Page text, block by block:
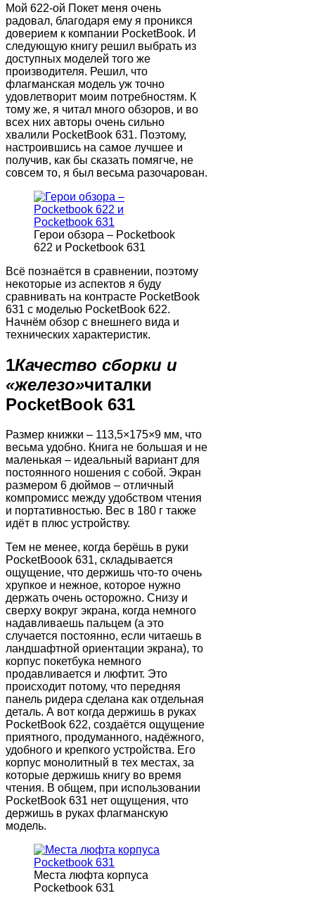
Мой 622-ой Покет меня очень
радовал, благодаря ему я проникся
доверием к компании PocketBook. И
следующую книгу решил выбрать из
доступных моделей того же
производителя. Решил, что
флагманская модель уж точно
удовлетворит моим потребностям. К
тому же, я читал много обзоров, и во
всех них авторы очень сильно
хвалили PocketBook 631. Поэтому,
настроившись на самое лучшее и
получив, как бы сказать помягче, не
совсем то, я был весьма разочарован.
Герои обзора – Pocketbook
622 и Pocketbook 631
Всё познаётся в сравнении, поэтому
некоторые из аспектов я буду
сравнивать на контрасте PocketBook
631 с моделью PocketBook 622.
Начнём обзор с внешнего вида и
технических характеристик.
1Качество сборки и
«железо»читалки
PocketBook 631
Размер книжки – 113,5×175×9 мм, что
весьма удобно. Книга не большая и не
маленькая – идеальный вариант для
постоянного ношения с собой. Экран
размером 6 дюймов – отличный
компромисс между удобством чтения
и портативностью. Вес в 180 г также
идёт в плюс устройству.
Тем не менее, когда берёшь в руки
PocketBoook 631, складывается
ощущение, что держишь что-то очень
хрупкое и нежное, которое нужно
держать очень осторожно. Снизу и
сверху вокруг экрана, когда немного
надавливаешь пальцем (а это
случается постоянно, если читаешь в
ландшафтной ориентации экрана), то
корпус покетбука немного
продавливается и люфтит. Это
происходит потому, что передняя
панель ридера сделана как отдельная
деталь. А вот когда держишь в руках
PocketBook 622, создаётся ощущение
приятного, продуманного, надёжного,
удобного и крепкого устройства. Его
корпус монолитный в тех местах, за
которые держишь книгу во время
чтения. В общем, при использовании
PocketBook 631 нет ощущения, что
держишь в руках флагманскую
модель.
Места люфта корпуса
Pocketbook 631